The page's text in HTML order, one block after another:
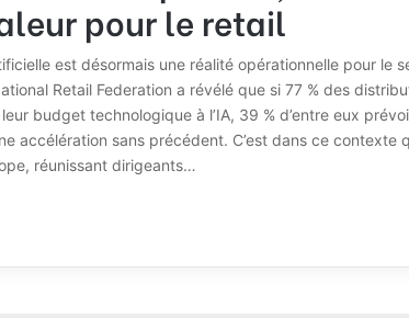
pour le retail
est désormais une réalité opérationnelle pour le
Retail Federation a révélé que si 77 % des
budget technologique à l’IA, 39 % d’entre eux
accélération sans précédent. C’est dans ce contexte
réunissant dirigeants…